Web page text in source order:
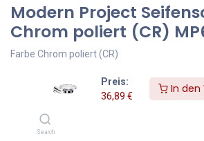
Preis:
36,89 €
In den
Search
Modern Project
Chrom poliert (CR)
Farbe Chrom poliert (CR)
Die Badaccessoires-Kollektion MODERN
durch ihre schlichte Form und ihr
perfekt durchdachte Form, die auf einer
basiert, verleiht der Kollektion einen